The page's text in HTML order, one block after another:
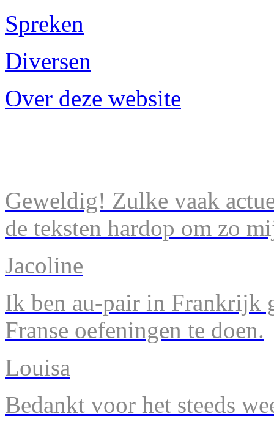
Spreken
Diversen
Over deze website
Geweldig! Zulke vaak
de teksten hardop om zo
Jacoline
Ik ben au-pair in Frankrijk
Franse oefeningen te doen.
Louisa
Bedankt voor het steeds